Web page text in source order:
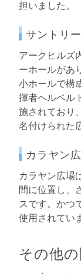
担いました。
サントリ
アークヒルズ
ーホールがあ
小ホールで構
揮者ヘルベル
施されており
名付けられた
カラヤン
カラヤン広場
間に位置し、
スです。かつ
使用されてい
その他